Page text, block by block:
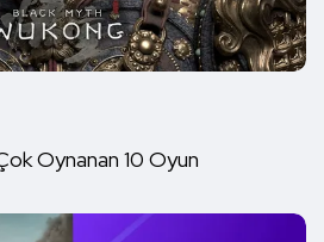
Oynanan 10 Oyun